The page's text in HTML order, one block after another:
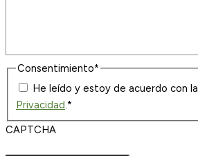
Consentimiento*
He leído y estoy de acuerdo con la
Privacidad.*
CAPTCHA